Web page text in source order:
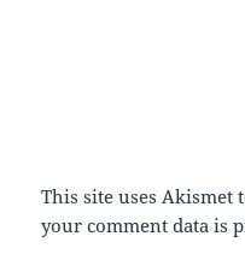
This site uses Akismet
your comment data is